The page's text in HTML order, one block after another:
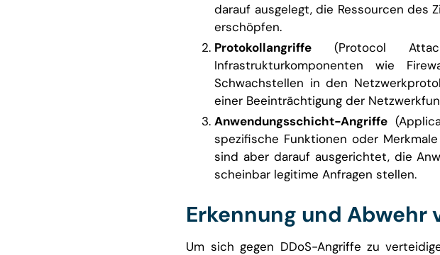
darauf ausgelegt, die Ressourcen des
erschöpfen.
Protokollangriffe (Protocol
Infrastrukturkomponenten wie
Schwachstellen in den
einer Beeinträchtigung der
Anwendungsschicht-Angriffe
spezifische Funktionen oder
sind aber darauf ausgerichtet, die
scheinbar legitime Anfragen stellen.
Erkennung und Abwehr
Um sich gegen DDoS-Angriffe zu